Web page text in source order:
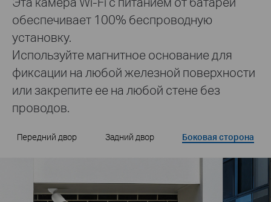
обеспечивает 100% беспроводную
установку.
Используйте магнитное основание для
фиксации на любой железной поверхности
или закрепите ее на любой стене без
проводов.
Передний двор Задний двор Боковая сторона